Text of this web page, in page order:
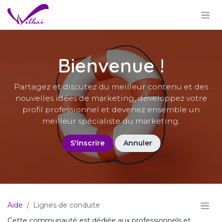
Se rendre au contenu
Bienvenue !
Partagez et discutez du meilleur contenu et des
nouvelles idées de marketing, développez votre
profil professionnel et devenez ensemble un
meilleur spécialiste du marketing.
S'inscrire Annuler
Aide
Lignes de conduite